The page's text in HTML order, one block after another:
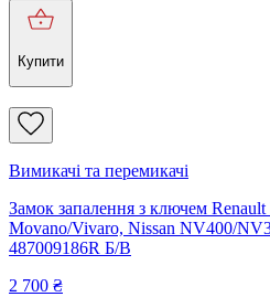
Купити
Вимикачі та перемикачі
Замок запалення з ключем
Movano/Vivaro, Nissan NV400/
487009186R Б/В
2 700 ₴